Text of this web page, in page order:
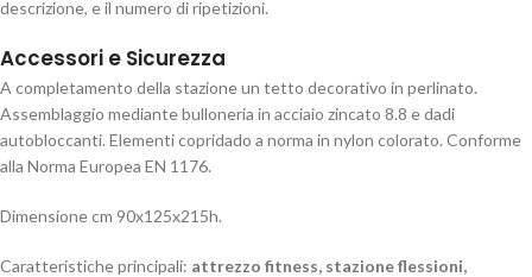
descrizione, e il numero di ripetizioni.
Accessori e Sicurezza
A completamento della stazione un tetto decorativo in perlinato.
Assemblaggio mediante bulloneria in acciaio zincato 8.8 e dadi
autobloccanti. Elementi copridado a norma in nylon colorato. Conforme
alla Norma Europea EN 1176.
Dimensione cm 90x125x215h.
Caratteristiche principali: attrezzo fitness, stazione flessioni,